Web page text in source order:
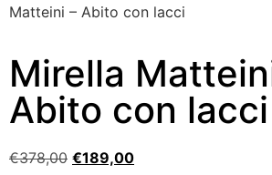
Matteini – Abito con lacci
Mirella
Abito con lacci
€378,00 €189,00